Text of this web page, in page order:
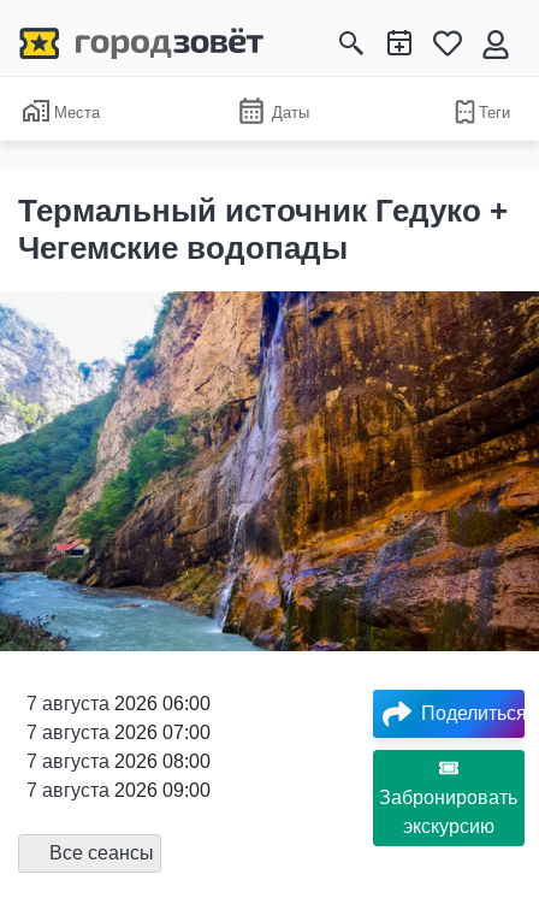
Места Даты Теги
Термальный источник Гедуко +
Чегемские водопады
7 августа 2026 06:00
7 августа 2026 07:00
7 августа 2026 08:00
7 августа 2026 09:00
Все сеансы
Поделиться
Забронировать
экскурсию